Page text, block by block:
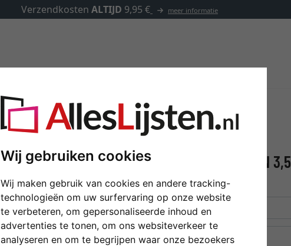
Wij gebruiken cookies
Wij maken gebruik van cookies en andere tracking-
technologieën om uw surfervaring op onze website
te verbeteren, om gepersonaliseerde inhoud en
advertenties te tonen, om ons websiteverkeer te
analyseren en om te begrijpen waar onze bezoekers
Houten fotolijst DRESDEN 3,5
formaat
kleur